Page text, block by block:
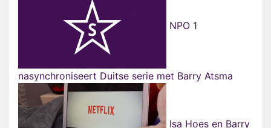
NPO 1
nasynchroniseert Duitse serie met Barry Atsma
Isa Hoes en Barry